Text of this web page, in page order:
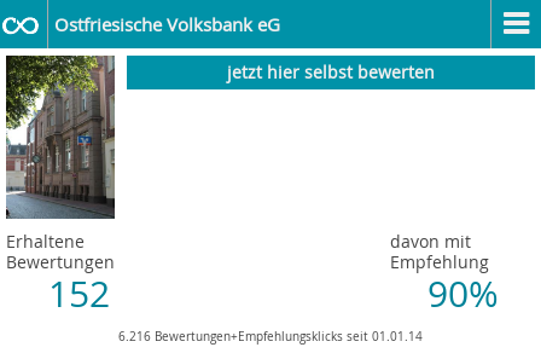
Ostfriesische Volksbank eG
jetzt hier selbst bewerten
Erhaltene
Bewertungen
152
davon mit
Empfehlung
90%
6.216 Bewertungen+Empfehlungsklicks seit 01.01.14